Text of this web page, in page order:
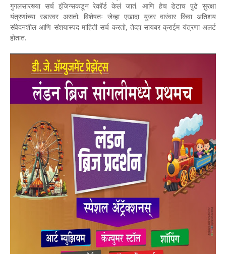
गुगलसारख्या सर्च इंजिन्सकडून रेकॉर्ड केलं जातं. आणि हेच डेटाच पुढे सुरक्षा
यंत्रणांच्या रडारवर असतो. विशेषतः जेव्हा एखादा युजर वारंवार किंवा अतिशय
संवेदनशील आणि संशयास्पद माहिती सर्च करतो, तेव्हा सायबर क्राईम यंत्रणा अलर्ट
होतात.